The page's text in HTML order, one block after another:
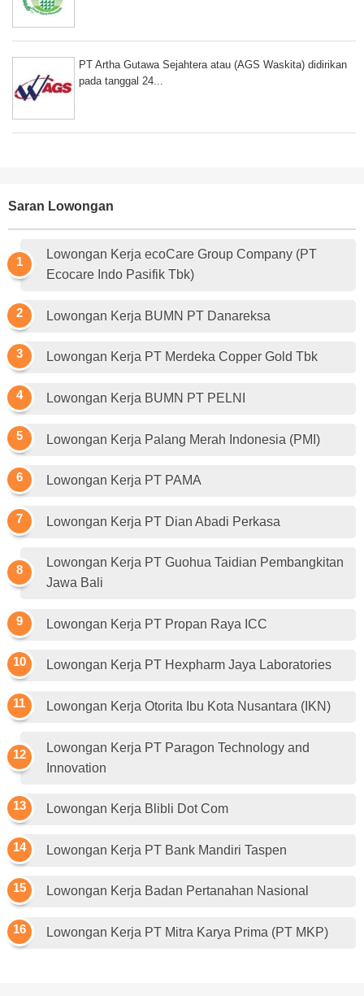
PT Artha Gutawa Sejahtera atau (AGS Waskita) didirikan
pada tanggal 24...
Saran Lowongan
Lowongan Kerja ecoCare Group Company (PT
Ecocare Indo Pasifik Tbk)
Lowongan Kerja BUMN PT Danareksa
Lowongan Kerja PT Merdeka Copper Gold Tbk
Lowongan Kerja BUMN PT PELNI
Lowongan Kerja Palang Merah Indonesia (PMI)
Lowongan Kerja PT PAMA
Lowongan Kerja PT Dian Abadi Perkasa
Lowongan Kerja PT Guohua Taidian Pembangkitan
Jawa Bali
Lowongan Kerja PT Propan Raya ICC
Lowongan Kerja PT Hexpharm Jaya Laboratories
Lowongan Kerja Otorita Ibu Kota Nusantara (IKN)
Lowongan Kerja PT Paragon Technology and
Innovation
Lowongan Kerja Blibli Dot Com
Lowongan Kerja PT Bank Mandiri Taspen
Lowongan Kerja Badan Pertanahan Nasional
Lowongan Kerja PT Mitra Karya Prima (PT MKP)